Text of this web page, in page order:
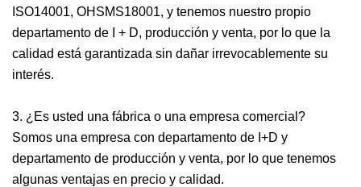
ISO14001, OHSMS18001, y tenemos nuestro propio
departamento de I + D, producción y venta, por lo que la
calidad está garantizada sin dañar irrevocablemente su
interés.
3. ¿Es usted una fábrica o una empresa comercial?
Somos una empresa con departamento de I+D y
departamento de producción y venta, por lo que tenemos
algunas ventajas en precio y calidad.